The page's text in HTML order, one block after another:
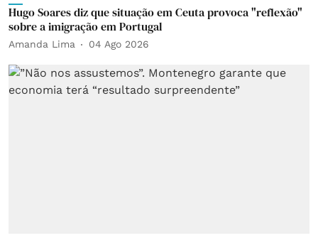
Hugo Soares diz que situação em Ceuta provoca "reflexão"
sobre a imigração em Portugal
Amanda Lima 04 Ago 2026